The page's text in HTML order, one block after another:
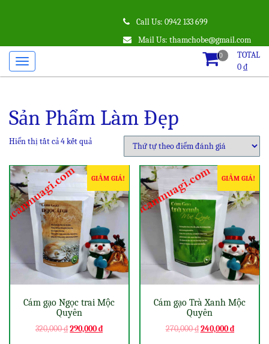
Call Us: 0942 133 699
Mail Us: thamchobe@gmail.com
0
TOTAL
0₫
Sản Phẩm Làm Đẹp
Hiển thị tất cả 4 kết quả
GIẢM GIÁ!
Cám gạo Ngọc trai Mộc
Quyên
320,000₫290,000₫
GIẢM GIÁ!
Cám gạo Trà Xanh Mộc
Quyên
270,000₫240,000₫